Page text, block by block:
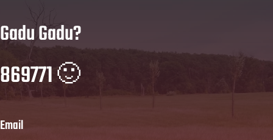
Gadu Gadu?
869771 🙂
Email